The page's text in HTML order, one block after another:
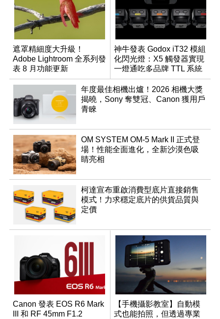
遮罩精細度大升級！
Adobe Lightroom 全系列發
表 8 月功能更新
神牛發表 Godox iT32 模組
化閃光燈：X5 觸發器實現
一燈通吃多品牌 TTL 系統
年度最佳相機出爐！2026 相機大獎
揭曉，Sony 奪雙冠、Canon 獲用戶
青睞
OM SYSTEM OM-5 Mark II 正式登
場！性能全面進化，全新沙漠色吸
睛亮相
柯達宣布重啟消費型底片直接銷售
模式！力求穩定底片的供貨品質與
定價
Canon 發表 EOS R6 Mark
III 和 RF 45mm F1.2
【手機攝影教室】自動模
式也能拍照，但透過專業